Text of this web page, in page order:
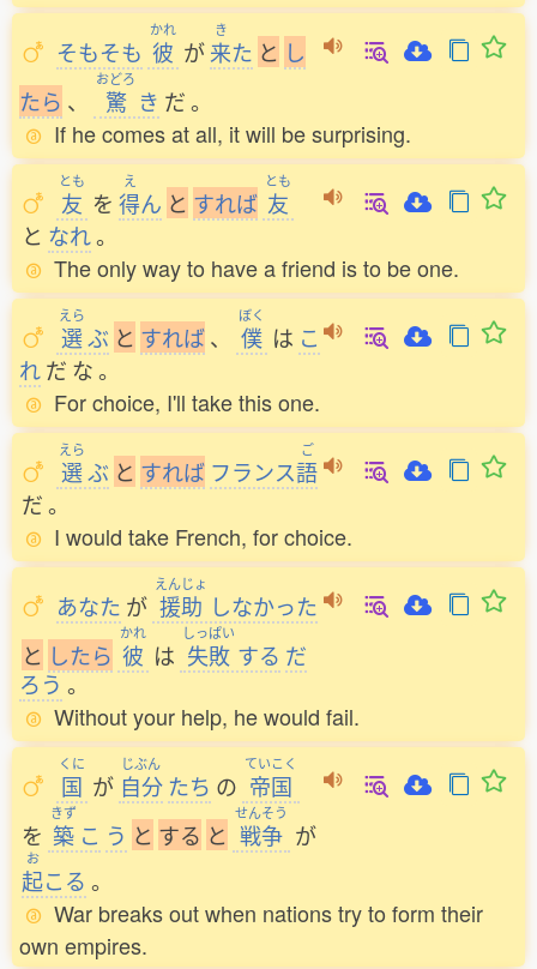
そもそも
かれ
彼 が
き
来た と し
たら 、
おどろ
驚 き だ。
If he comes at all, it will be surprising.
とも
友 を
え
得ん と すれば
とも
友
と なれ。
The only way to have a friend is to be one.
えら
選ぶ と すれば、
ぼく
僕 は こ
れだ な。
For choice, I'll take this one.
えら
選ぶ と すれば フランス
ご
語
だ。
I would take French, for choice.
あなた が
えんじょ
援助 しなかった
と したら
かれ
彼 は
しっぱい
失敗 する だ
ろう 。
Without your help, he would fail.
くに
国 が
じぶん
自分 たち の
ていこく
帝国
を
きず
築 こ う と する と
せんそう
戦争 が
お
起こる 。
War breaks out when nations try to form their
own empires.